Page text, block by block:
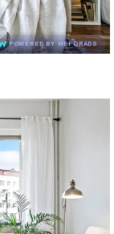
POWERED BY WEFORADS